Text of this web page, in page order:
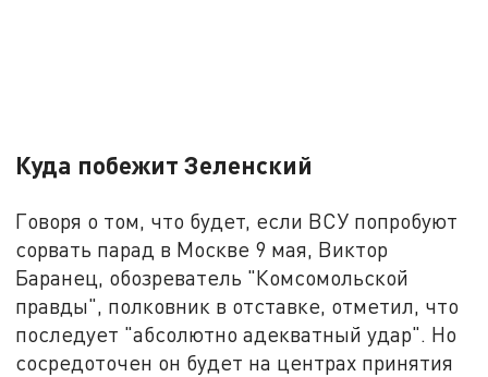
Куда побежит Зеленский
Говоря о том, что будет, если ВСУ попробуют
сорвать парад в Москве 9 мая, Виктор
Баранец, обозреватель "Комсомольской
правды", полковник в отставке, отметил, что
последует "абсолютно адекватный удар". Но
сосредоточен он будет на центрах принятия